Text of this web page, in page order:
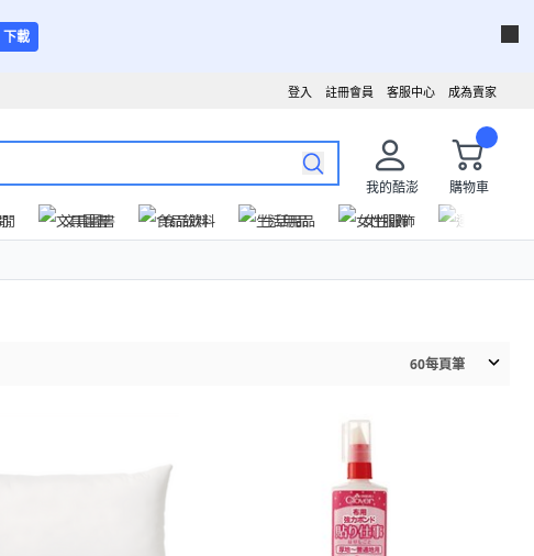
下載
成為賣家
客服中心
註冊會員
登入
我的酷澎
購物車
文具圖書 食品飲料 生活用品 女性服飾
60每頁筆